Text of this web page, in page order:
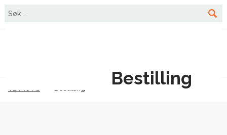
Varme As Bestilling Bestilling